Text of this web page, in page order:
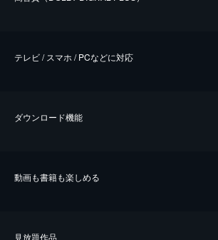
テレビ / スマホ / PCなどに対応
ダウンロード機能
動画も書籍も楽しめる
⾒放題作品